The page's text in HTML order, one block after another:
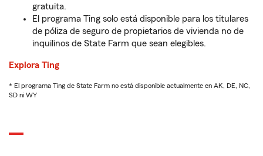
gratuita.
El programa Ting solo está disponible para los titulares
de póliza de seguro de propietarios de vivienda no de
inquilinos de State Farm que sean elegibles.
Explora Ting
* El programa Ting de State Farm no está disponible actualmente en AK, DE, NC,
SD ni WY